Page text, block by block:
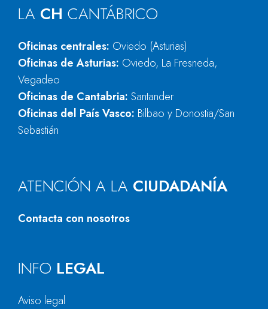
LA CH CANTÁBRICO
Oficinas centrales: Oviedo (Asturias)
Oficinas de Asturias: Oviedo, La Fresneda,
Vegadeo
Oficinas de Cantabria: Santander
Oficinas del País Vasco: Bilbao y Donostia/San
Sebastián
ATENCIÓN A LA CIUDADANÍA
Contacta con nosotros
INFO LEGAL
Aviso legal